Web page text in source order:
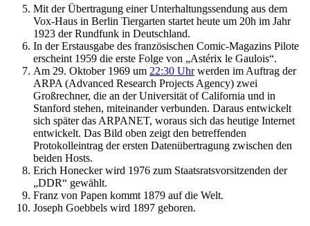
Mit der Übertragung einer Unterhaltungssendung aus dem
Vox-Haus in Berlin Tiergarten startet heute um 20h im Jahr
1923 der Rundfunk in Deutschland.
In der Erstausgabe des französischen Comic-Magazins Pilote
erscheint 1959 die erste Folge von „Astérix le Gaulois“.
Am 29. Oktober 1969 um 22:30 Uhrwerden im Auftrag der
ARPA (Advanced Research Projects Agency) zwei
Großrechner, die an der Universität of California und in
Stanford stehen, miteinander verbunden. Daraus entwickelt
sich später das ARPANET, woraus sich das heutige Internet
entwickelt. Das Bild oben zeigt den betreffenden
Protokolleintrag der ersten Datenübertragung zwischen den
beiden Hosts.
Erich Honecker wird 1976 zum Staatsratsvorsitzenden der
„DDR“ gewählt.
Franz von Papen kommt 1879 auf die Welt.
Joseph Goebbels wird 1897 geboren.